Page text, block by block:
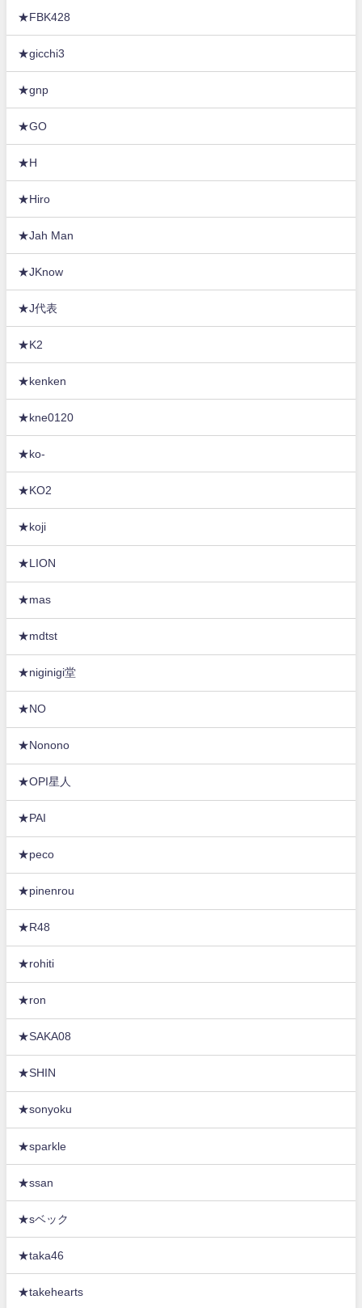
★FBK428
★gicchi3
★gnp
★GO
★H
★Hiro
★Jah Man
★JKnow
★J代表
★K2
★kenken
★kne0120
★ko-
★KO2
★koji
★LION
★mas
★mdtst
★niginigi堂
★NO
★Nonono
★OPI星人
★PAI
★peco
★pinenrou
★R48
★rohiti
★ron
★SAKA08
★SHIN
★sonyoku
★sparkle
★ssan
★sベック
★taka46
★takehearts